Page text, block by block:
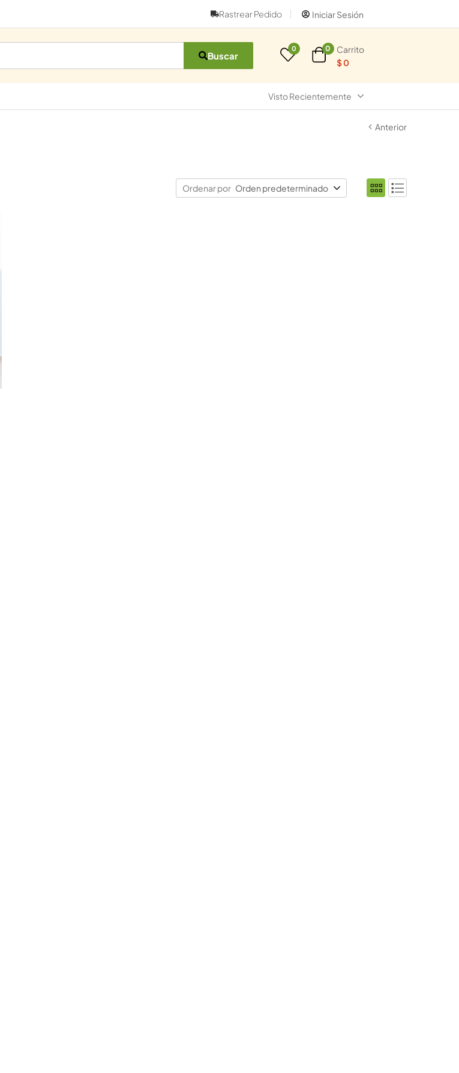
Rastrear Pedido Iniciar Sesión
Buscar
0 0
Carrito
$0
Visto Recientemente
Anterior
Ordenar por Orden predeterminado